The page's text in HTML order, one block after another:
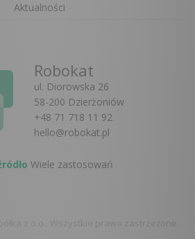
Aktualności
Robokat
ul. Diorowska 26
58-200 Dzierżoniów
+48 71 718 11 92
hello@robokat.pl
Wiele zastosowań